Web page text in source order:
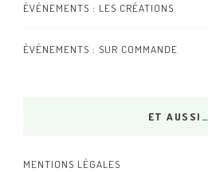
ÉVÉNEMENTS : LES CRÉATIONS
ÉVÉNEMENTS : SUR COMMANDE
ET AUSSI…
MENTIONS LÉGALES